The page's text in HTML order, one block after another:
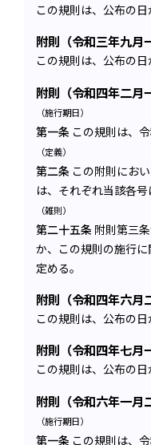
この規則は、公布の日
附則（令和三年九月
この規則は、公布の日
附則（令和四年二月
（施行期日）
第一条 この規則は、
（定義）
第二条 この附則にお
は、それぞれ当該各号
（雑則）
第二十五条 附則第三
か、この規則の施行
定める。
附則（令和四年六月
この規則は、公布の日
附則（令和四年七月
この規則は、公布の日
附則（令和六年一月
（施行期日）
第一条 この規則は、